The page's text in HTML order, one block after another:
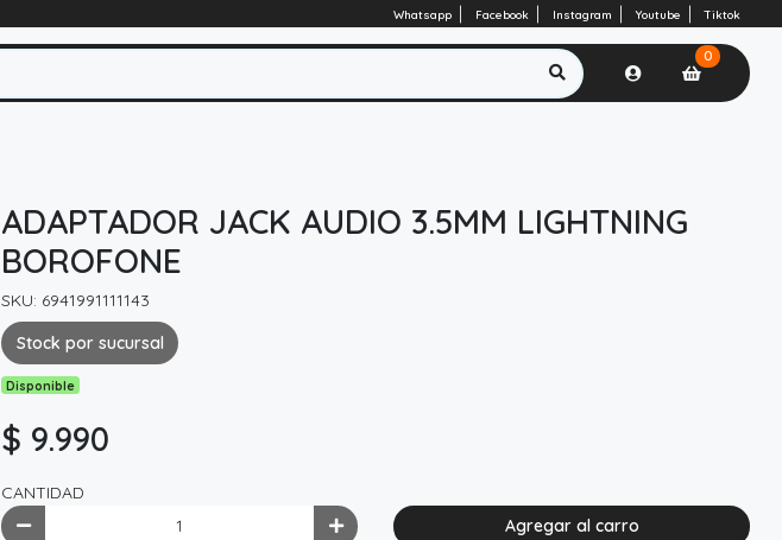
Whatsapp Facebook Instagram Youtube Tiktok
0
ADAPTADOR JACK AUDIO 3.5MM LIGHTNING
BOROFONE
SKU: 6941991111143
Stock por sucursal
Disponible
$ 9.990
CANTIDAD
Agregar al carro